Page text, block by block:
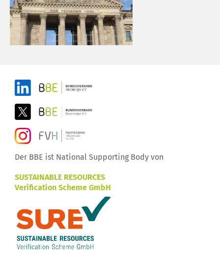
Der BBE ist National Supporting Body von
SUSTAINABLE RESOURCES
Verification Scheme GmbH